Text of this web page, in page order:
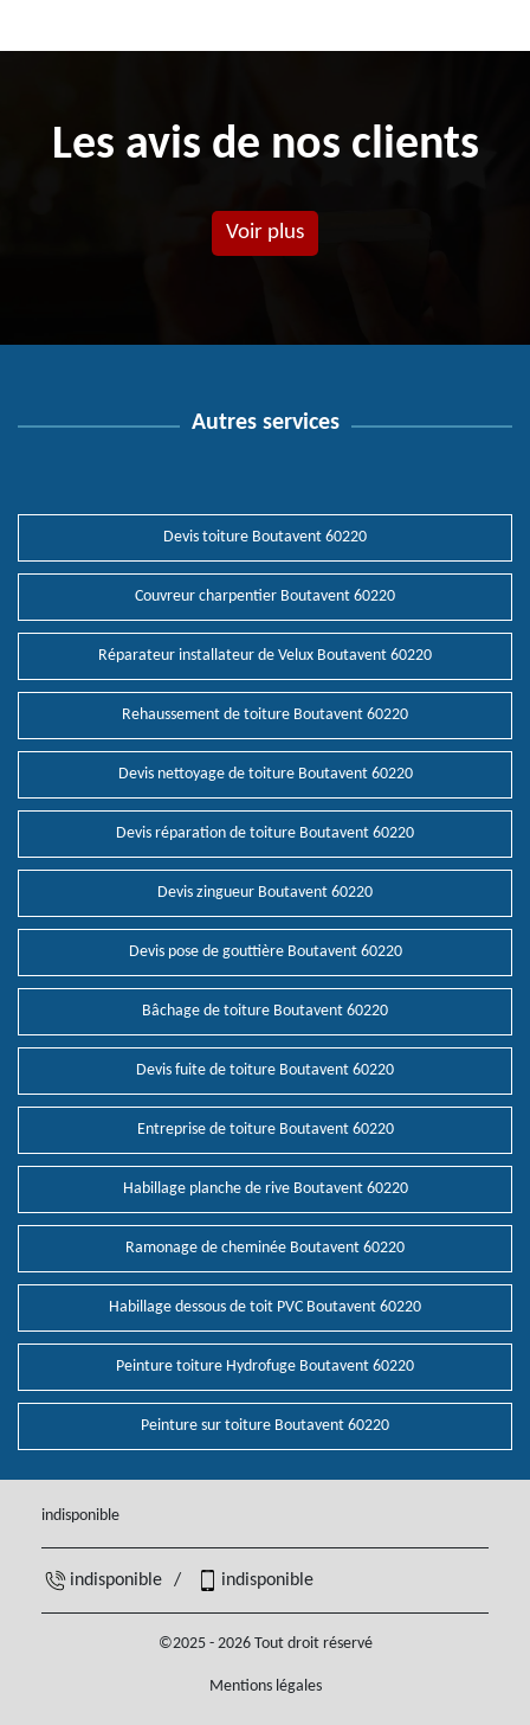
Les avis de nos clients
Voir plus
Autres services
Devis toiture Boutavent 60220
Couvreur charpentier Boutavent 60220
Réparateur installateur de Velux Boutavent 60220
Rehaussement de toiture Boutavent 60220
Devis nettoyage de toiture Boutavent 60220
Devis réparation de toiture Boutavent 60220
Devis zingueur Boutavent 60220
Devis pose de gouttière Boutavent 60220
Bâchage de toiture Boutavent 60220
Devis fuite de toiture Boutavent 60220
Entreprise de toiture Boutavent 60220
Habillage planche de rive Boutavent 60220
Ramonage de cheminée Boutavent 60220
Habillage dessous de toit PVC Boutavent 60220
Peinture toiture Hydrofuge Boutavent 60220
Peinture sur toiture Boutavent 60220
indisponible
indisponible / indisponible
©2025 - 2026 Tout droit réservé
Mentions légales